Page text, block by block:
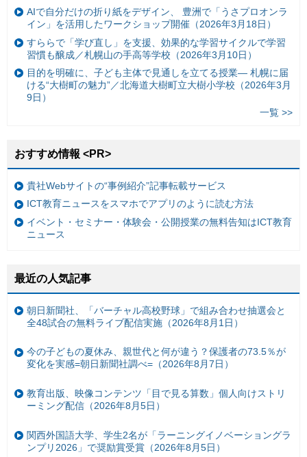
AIで自分だけの折り紙をデザイン、 豊洲で「うさプロオンラ
イン」を活用したワークショップ開催（2026年3月18日）
すららで「学び直し」を支援、効果的な学習サイクルで学習
習慣も醸成／札幌山の手高等学校（2026年3月10日）
目的を明確に、子ども主体で見通しを立てる授業— 札幌に届
ける“大樹町の魅力”／北海道大樹町立大樹小学校（2026年3月
9日）
一覧 >>
おすすめ情報 <PR>
貴社Webサイトの“事例紹介”記事転載サービス
ICT教育ニュースをスマホでアプリのように読む方法
イベント・セミナー・体験会・公開授業の無料告知はICT教育
ニュース
最近の人気記事
朝日新聞社、「バーチャル高校野球」で組み合わせ抽選会と
全48試合の無料ライブ配信実施（2026年8月1日）
今の子どもの夏休み、親世代と何が違う？保護者の73.5％が
変化を実感=朝日新聞社調べ=（2026年8月7日）
教育出版、映像コンテンツ「目で見る算数」個人向けストリ
ーミング配信（2026年8月5日）
関西外国語大学、学生2名が「ラーニングイノベーショングラ
ンプリ2026」で奨励賞受賞（2026年8月5日）